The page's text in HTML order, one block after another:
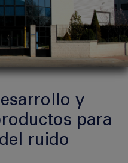
y
para
ruido